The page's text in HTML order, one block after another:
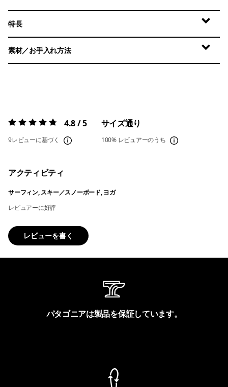
特長
素材／お手入れ方法
評価:4.8 / 5 4.8 / 5
9レビューに基づく
サイズ通り
100% レビュアーのうち
アクティビティ
サーフィン, スキー／スノーボード, ヨガ
レビュアーに好評
レビューを書く
パタゴニアは製品を保証しています。